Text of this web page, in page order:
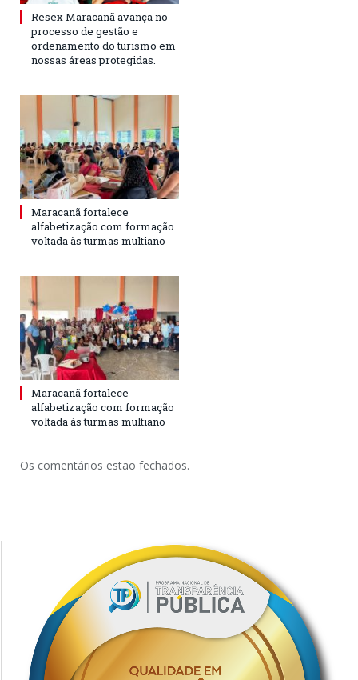
Resex Maracanã avança no
processo de gestão e
ordenamento do turismo em
nossas áreas protegidas.
Maracanã fortalece
alfabetização com formação
voltada às turmas multiano
Maracanã fortalece
alfabetização com formação
voltada às turmas multiano
Os comentários estão fechados.